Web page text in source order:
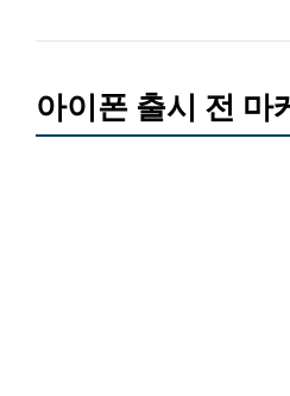
아이폰 출시 전 마